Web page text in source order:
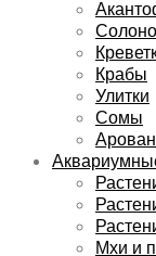
Крабы
Улитки
Сомы
Мхи и